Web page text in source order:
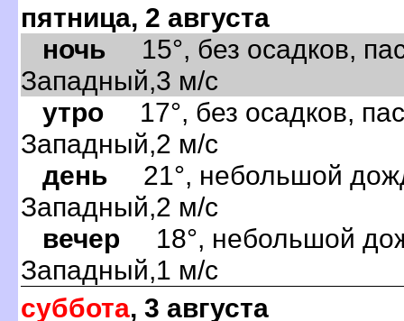
пятница, 2 августа
ночь 15°, без осадков,
Западный,3 м/с
утро 17°, без осадков,
Западный,2 м/с
день 21°, небольшой
Западный,2 м/с
вечер 18°, небольшой
Западный,1 м/с
суббота, 3 августа